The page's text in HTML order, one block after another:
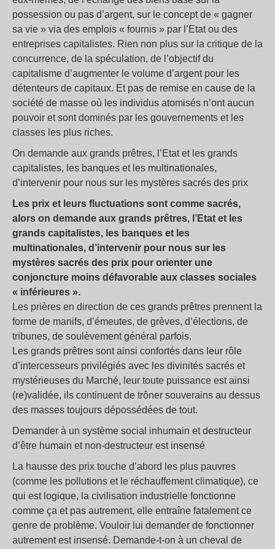
possession ou pas d’argent, sur le concept de « gagner
sa vie » via des emplois « fournis » par l’Etat ou des
entreprises capitalistes. Rien non plus sur la critique de la
concurrence, de la spéculation, de l’objectif du
capitalisme d’augmenter le volume d’argent pour les
détenteurs de capitaux. Et pas de remise en cause de la
société de masse où les individus atomisés n’ont aucun
pouvoir et sont dominés par les gouvernements et les
classes les plus riches.
On demande aux grands prêtres, l’Etat et les grands
capitalistes, les banques et les multinationales,
d’intervenir pour nous sur les mystères sacrés des prix
Les prix et leurs fluctuations sont comme sacrés,
alors on demande aux grands prêtres, l’Etat et les
grands capitalistes, les banques et les
multinationales, d’intervenir pour nous sur les
mystères sacrés des prix pour orienter une
conjoncture moins défavorable aux classes sociales
« inférieures ».
Les prières en direction de ces grands prêtres prennent la
forme de manifs, d’émeutes, de grèves, d’élections, de
tribunes, de soulèvement général parfois.
Les grands prêtres sont ainsi confortés dans leur rôle
d’intercesseurs privilégiés avec les divinités sacrés et
mystérieuses du Marché, leur toute puissance est ainsi
(re)validée, ils continuent de trôner souverains au dessus
des masses toujours dépossédées de tout.
Demander à un système social inhumain et destructeur
d’être humain et non-destructeur est insensé
La hausse des prix touche d’abord les plus pauvres
(comme les pollutions et le réchauffement climatique), ce
qui est logique, la civilisation industrielle fonctionne
comme ça et pas autrement, elle entraîne fatalement ce
genre de problème. Vouloir lui demander de fonctionner
autrement est insensé. Demande-t-on à un cheval de